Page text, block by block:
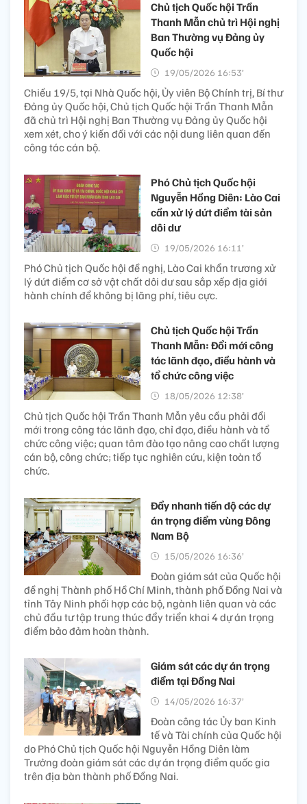
Chủ tịch Quốc hội Trần
Thanh Mẫn chủ trì Hội nghị
Ban Thường vụ Đảng ủy
Quốc hội
19/05/2026 16:53’
Chiều 19/5, tại Nhà Quốc hội, Ủy viên Bộ Chính trị, Bí thư
Đảng ủy Quốc hội, Chủ tịch Quốc hội Trần Thanh Mẫn
đã chủ trì Hội nghị Ban Thường vụ Đảng ủy Quốc hội
xem xét, cho ý kiến đối với các nội dung liên quan đến
công tác cán bộ.
Phó Chủ tịch Quốc hội
Nguyễn Hồng Diên: Lào Cai
cần xử lý dứt điểm tài sản
dôi dư
19/05/2026 16:11’
Phó Chủ tịch Quốc hội đề nghị, Lào Cai khẩn trương xử
lý dứt điểm cơ sở vật chất dôi dư sau sắp xếp địa giới
hành chính để không bị lãng phí, tiêu cực.
Chủ tịch Quốc hội Trần
Thanh Mẫn: Đổi mới công
tác lãnh đạo, điều hành và
tổ chức công việc
18/05/2026 12:38’
Chủ tịch Quốc hội Trần Thanh Mẫn yêu cầu phải đổi
mới trong công tác lãnh đạo, chỉ đạo, điều hành và tổ
chức công việc; quan tâm đào tạo nâng cao chất lượng
cán bộ, công chức; tiếp tục nghiên cứu, kiện toàn tổ
chức.
Đẩy nhanh tiến độ các dự
án trọng điểm vùng Đông
Nam Bộ
15/05/2026 16:36’
Đoàn giám sát của Quốc hội
đề nghị Thành phố Hồ Chí Minh, thành phố Đồng Nai và
tỉnh Tây Ninh phối hợp các bộ, ngành liên quan và các
chủ đầu tư tập trung thúc đẩy triển khai 4 dự án trọng
điểm bảo đảm hoàn thành.
Giám sát các dự án trọng
điểm tại Đồng Nai
14/05/2026 16:37’
Đoàn công tác Ủy ban Kinh
tế và Tài chính của Quốc hội
do Phó Chủ tịch Quốc hội Nguyễn Hồng Diên làm
Trưởng đoàn giám sát các dự án trọng điểm quốc gia
trên địa bàn thành phố Đồng Nai.